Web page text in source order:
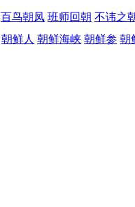
百鸟朝凤 班师回朝 不讳之
朝鲜人 朝鲜海峡 朝鲜参 朝